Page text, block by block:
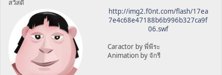
สวัสดี
http://img2.f0nt.com/flash/17ea
7e4c68e47188b6b996b327ca9f
06.swf
Caractor by พี่พีระ
Animation by จักรี